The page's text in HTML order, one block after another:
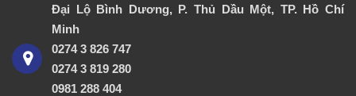
Đại Lộ Bình Dương, P. Thủ Dầu Một, TP. Hồ Chí
Minh
0274 3 826 747
0274 3 819 280
0981 288 404